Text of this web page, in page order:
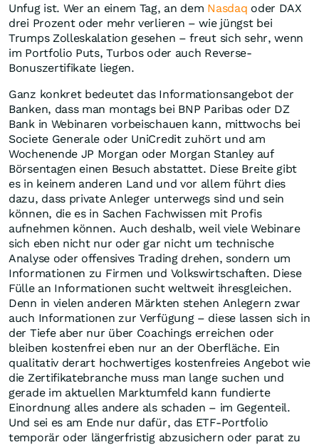
Unfug ist. Wer an einem Tag, an dem Nasdaq oder DAX
drei Prozent oder mehr verlieren – wie jüngst bei
Trumps Zolleskalation gesehen – freut sich sehr, wenn
im Portfolio Puts, Turbos oder auch Reverse-
Bonuszertifikate liegen.
Ganz konkret bedeutet das Informationsangebot der
Banken, dass man montags bei BNP Paribas oder DZ
Bank in Webinaren vorbeischauen kann, mittwochs bei
Societe Generale oder UniCredit zuhört und am
Wochenende JP Morgan oder Morgan Stanley auf
Börsentagen einen Besuch abstattet. Diese Breite gibt
es in keinem anderen Land und vor allem führt dies
dazu, dass private Anleger unterwegs sind und sein
können, die es in Sachen Fachwissen mit Profis
aufnehmen können. Auch deshalb, weil viele Webinare
sich eben nicht nur oder gar nicht um technische
Analyse oder offensives Trading drehen, sondern um
Informationen zu Firmen und Volkswirtschaften. Diese
Fülle an Informationen sucht weltweit ihresgleichen.
Denn in vielen anderen Märkten stehen Anlegern zwar
auch Informationen zur Verfügung – diese lassen sich in
der Tiefe aber nur über Coachings erreichen oder
bleiben kostenfrei eben nur an der Oberfläche. Ein
qualitativ derart hochwertiges kostenfreies Angebot wie
die Zertifikatebranche muss man lange suchen und
gerade im aktuellen Marktumfeld kann fundierte
Einordnung alles andere als schaden – im Gegenteil.
Und sei es am Ende nur dafür, das ETF-Portfolio
temporär oder längerfristig abzusichern oder parat zu